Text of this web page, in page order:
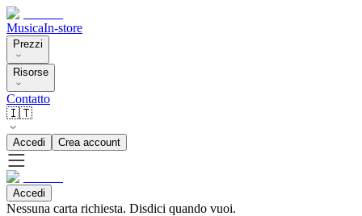
MusicaIn-store
Prezzi
Risorse
Contatto
🇮🇹
Accedi Crea account
Accedi
Nessuna carta richiesta. Disdici quando vuoi.